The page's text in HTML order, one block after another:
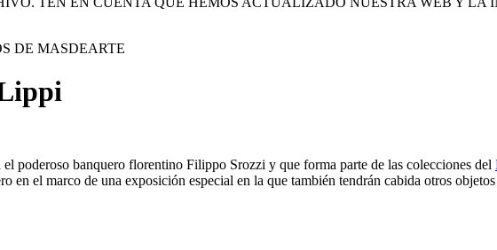
DE MASDEARTE
el poderoso banquero florentino Filippo Srozzi y que forma parte de las colecciones del
en el marco de una exposición especial en la que también tendrán cabida otros